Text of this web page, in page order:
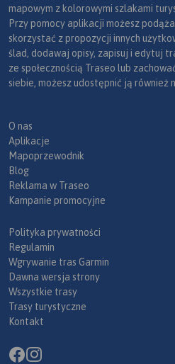
mapowym z kolorowymi szlakami
Przy pomocy aplikacji możesz
skorzystać z propozycji innych
ślad, dodawaj opisy, zapisuj i edytuj
ze społecznością Traseo lub
siebie, możesz udostępnić ją również
O nas
Aplikacje
Mapoprzewodnik
Blog
Reklama w Traseo
Kampanie promocyjne
Polityka prywatności
Regulamin
Wgrywanie tras Garmin
Dawna wersja strony
Wszystkie trasy
Trasy turystyczne
Kontakt